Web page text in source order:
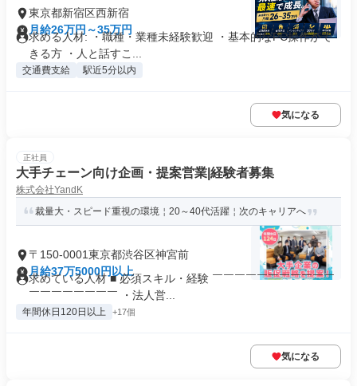
東京都新宿区西新宿
月給26万円～35万円
求める人材: ・職種・業種未経験歓迎 ・基本的なPC操作がで
きる方 ・人と話すこ...
交通費支給 駅近5分以内
気になる
正社員
大手チェーン向け企画・提案営業|経験者募集
株式会社YandK
裁量大・スピード重視の環境￤20～40代活躍￤次のキャリアへ
〒150-0001東京都渋谷区神宮前
月給37万5000円以上
求めている人材 ■ 必須スキル・経験 ￣￣￣￣￣￣￣￣￣￣￣
￣￣￣￣￣￣￣￣ ・法人営...
年間休日120日以上 +17個
気になる